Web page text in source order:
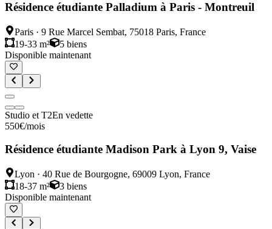
Résidence étudiante Palladium à Paris - Montreuil
Paris · 9 Rue Marcel Sembat, 75018 Paris, France
19-33 m²
5 biens
Disponible maintenant
Studio et T2En vedette
550€/mois
Résidence étudiante Madison Park à Lyon 9, Vaise
Lyon · 40 Rue de Bourgogne, 69009 Lyon, France
18-37 m²
3 biens
Disponible maintenant